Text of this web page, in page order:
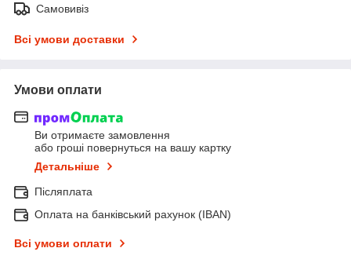
Самовивіз
Всі умови доставки
Умови оплати
Ви отримаєте замовлення
або гроші повернуться на вашу картку
Детальніше
Післяплата
Оплата на банківський рахунок (IBAN)
Всі умови оплати